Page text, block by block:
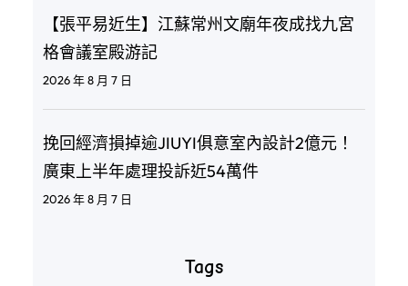
【張平易近生】江蘇常州文廟年夜成找九宮
格會議室殿游記
2026 年 8 月 7 日
挽回經濟損掉逾JIUYI俱意室內設計2億元！
廣東上半年處理投訴近54萬件
2026 年 8 月 7 日
Tags